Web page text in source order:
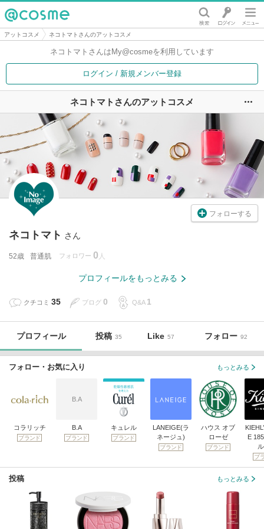
@cosme
アットコスメ ネコトマトさんのアットコスメ
ネコトマトさんは My@cosmeを利用しています
ログイン / 新規メンバー登録
ネコトマトさんのアットコスメ
フォローする
ネコトマト さん
52歳 普通肌 フォロワー 0
プロフィールをもっとみる
クチコミ 35 ブログ 0 Q&A 1
プロフィール 投稿 35 Like 57 フォロー 92
フォロー・お気に入り もっとみる
コラリッチ
ブランド
B.A
B.A
ブランド
キュレル
ブランド
LANEIGE(ラ
ネージュ)
ブランド
ハウス オブ
ローゼ
ブランド
E
ブ
投稿 もっとみる